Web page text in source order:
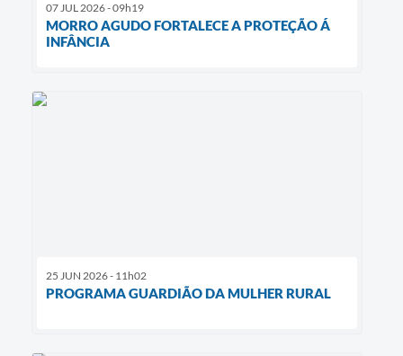
07 JUL 2026 - 09h19
MORRO AGUDO FORTALECE A PROTEÇÃO Á
INFÂNCIA
25 JUN 2026 - 11h02
PROGRAMA GUARDIÃO DA MULHER RURAL